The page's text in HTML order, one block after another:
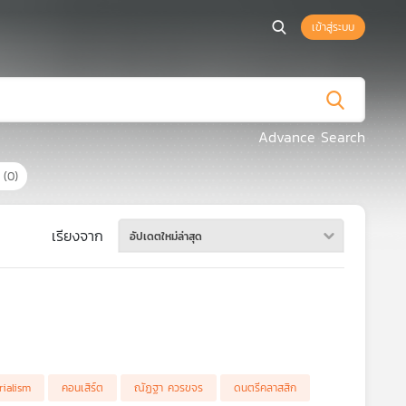
เข้าสู่ระบบ
Advance Search
(0)
เรียงจาก อัปเดตใหม่ล่าสุด
ในศตวรรษที่ 20 และ 21 ผู้ควบคุมวงออร์เคสตราชั้นนำระดับโลก และเขาเป็น
คอนเสิร์ต ณัฏฐา ควรขจร
ดนตรีคลาสสิก